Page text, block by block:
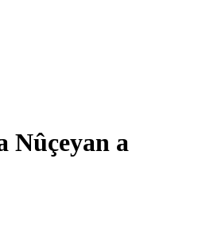
Nûçeyan a